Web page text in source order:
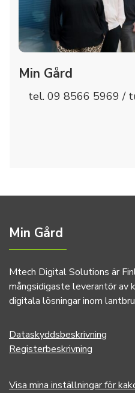
Min Gård
tel. 09 8566 5969 /
Min Gård
Mtech Digital Solutions är
mångsidigaste leverantör av
digitala lösningar inom
Dataskyddsbeskrivning
Registerbeskrivning
Visa mina inställningar för